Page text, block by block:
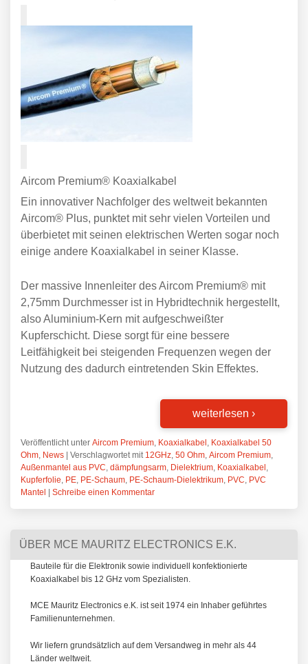
Aircom Premium® Koaxialkabel
Ein innovativer Nachfolger des weltweit bekannten
Aircom® Plus, punktet mit sehr vielen Vorteilen und
überbietet mit seinen elektrischen Werten sogar noch
einige andere Koaxialkabel in seiner Klasse.
Der massive Innenleiter des Aircom Premium® mit
2,75mm Durchmesser ist in Hybridtechnik hergestellt,
also Aluminium-Kern mit aufgeschweißter
Kupferschicht. Diese sorgt für eine bessere
Leitfähigkeit bei steigenden Frequenzen wegen der
Nutzung des dadurch eintretenden Skin Effektes.
weiterlesen ›
Veröffentlicht unter Aircom Premium Koaxialkabel Koaxialkabel 50
Ohm News | Verschlagwortet mit 12GHz 50 Ohm Aircom Premium
Außenmantel aus PVC dämpfungsarm Dielektrium Koaxialkabel
Kupferfolie PE PE-Schaum PE-Schaum-Dielektrikum PVC PVC
Mantel | Schreibe einen Kommentar
ÜBER MCE MAURITZ ELECTRONICS E.K.
Bauteile für die Elektronik sowie individuell konfektionierte
Koaxialkabel bis 12 GHz vom Spezialisten.
MCE Mauritz Electronics e.K. ist seit 1974 ein Inhaber geführtes
Familienunternehmen.
Wir liefern grundsätzlich auf dem Versandweg in mehr als 44
Länder weltweit.